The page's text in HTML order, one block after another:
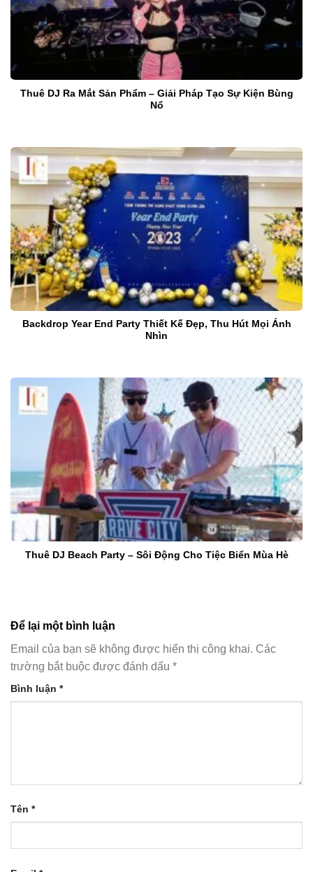
Thuê DJ Ra Mắt Sản Phẩm – Giải Pháp Tạo Sự Kiện Bùng
Nổ
Backdrop Year End Party Thiết Kế Đẹp, Thu Hút Mọi Ánh
Nhìn
Thuê DJ Beach Party – Sôi Động Cho Tiệc Biển Mùa Hè
Để lại một bình luận
Email của bạn sẽ không được hiển thị công khai. Các
trường bắt buộc được đánh dấu *
Bình luận *
Tên *